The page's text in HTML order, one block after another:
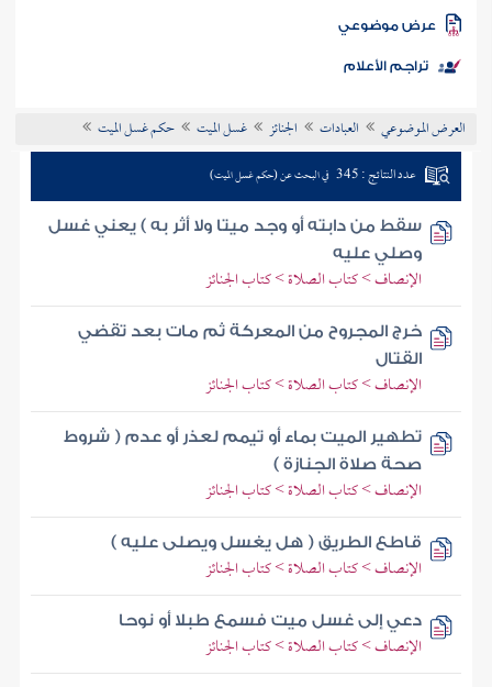
الكتب
موضوعي
تراجم الأعلام
العرض الموضوعي العبادات الجنائز غسل الميت حكم غسل الميت
عدد النتائج : 345 في البحث عن (حكم غسل الميت)
سقط من دابته أو وجد ميتا ولا أثر به ) يعني غسل
وصلي عليه
الإنصاف > كتاب الصلاة > كتاب الجنائز
خرج المجروح من المعركة ثم مات بعد تقضي
القتال
الإنصاف > كتاب الصلاة > كتاب الجنائز
تطهير الميت بماء أو تيمم لعذر أو عدم ( شروط
صحة صلاة الجنازة )
الإنصاف > كتاب الصلاة > كتاب الجنائز
قاطع الطريق ( هل يغسل ويصلى عليه )
الإنصاف > كتاب الصلاة > كتاب الجنائز
دعي إلى غسل ميت فسمع طبلا أو نوحا
الإنصاف > كتاب الصلاة > كتاب الجنائز